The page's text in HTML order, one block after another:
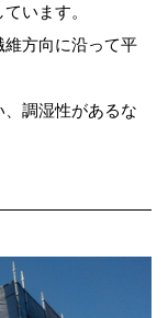
います。
方向に沿って平
調湿性があるな